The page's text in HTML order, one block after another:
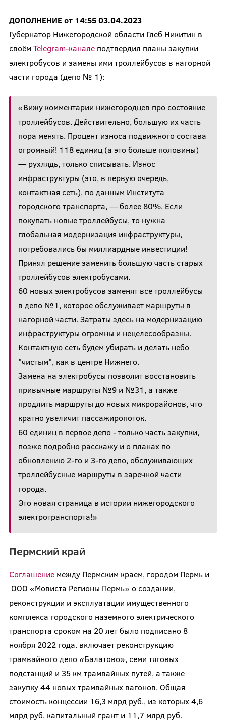
ДОПОЛНЕНИЕ от 14:55 03.04.2023
Губернатор Нижегородской области Глеб Никитин в
своём Telegram-каналеподтвердил планы закупки
электробусов и замены ими троллейбусов в нагорной
части города (депо № 1):
«Вижу комментарии нижегородцев про состояние
троллейбусов. Действительно, большую их часть
пора менять. Процент износа подвижного состава
огромный! 118 единиц (а это больше половины)
— рухлядь, только списывать. Износ
инфраструктуры (это, в первую очередь,
контактная сеть), по данным Института
городского транспорта, — более 80%. Если
покупать новые троллейбусы, то нужна
глобальная модернизация инфраструктуры,
потребовались бы миллиардные инвестиции!
Принял решение заменить большую часть старых
троллейбусов электробусами.
60 новых электробусов заменят все троллейбусы
в депо №1, которое обслуживает маршруты в
нагорной части. Затраты здесь на модернизацию
инфраструктуры огромны и нецелесообразны.
Контактную сеть будем убирать и делать небо
"чистым", как в центре Нижнего.
Замена на электробусы позволит восстановить
привычные маршруты №9 и №31, а также
продлить маршруты до новых микрорайонов, что
кратно увеличит пассажиропоток.
60 единиц в первое депо - только часть закупки,
позже подробно расскажу и о планах по
обновлению 2-го и 3-го депо, обслуживающих
троллейбусные маршруты в заречной части
города.
Это новая страница в истории нижегородского
электротранспорта!»
Пермский край
Соглашениемежду Пермским краем, городом Пермь и
ООО «Мовиста Регионы Пермь» о создании,
реконструкции и эксплуатации имущественного
комплекса городского наземного электрического
транспорта сроком на 20 лет было подписано 8
ноября 2022 года. включает реконструкцию
трамвайного депо «Балатово», семи тяговых
подстанций и 35 км трамвайных путей, а также
закупку 44 новых трамвайных вагонов. Общая
стоимость концессии 16,3 млрд руб., из которых 4,6
млрд руб. капитальный грант и 11,7 млрд руб.